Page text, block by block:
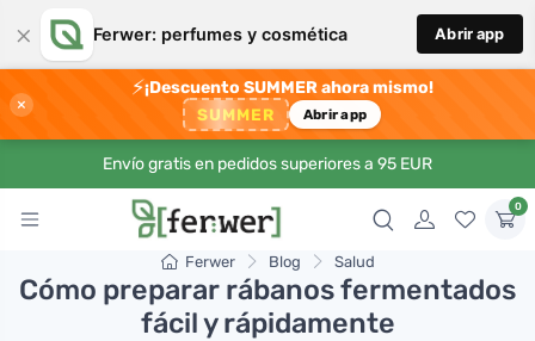
× Ferwer: perfumes y cosmética Abrir app
×
⚡¡Descuento SUMMER ahora mismo!
SUMMER Abrir app
Envío gratis en pedidos superiores a 95 EUR
0
Ferwer Blog Salud
Cómo preparar rábanos fermentados
fácil y rápidamente